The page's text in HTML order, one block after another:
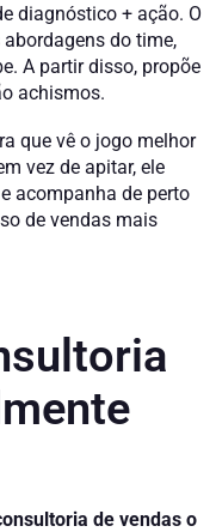
diagnóstico + ação. O
do time,
A partir disso, propõe
achismos.
que vê o jogo melhor
vez de apitar, ele
acompanha de perto
de vendas mais
de vendas o